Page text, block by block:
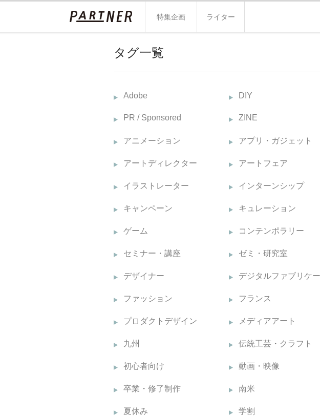
特集企画 ライター
タグ一覧
Adobe DIY
PR / Sponsored ZINE
アニメーション アプリ・ガジェット
アートディレクター アートフェア
イラストレーター インターンシップ
キャンペーン キュレーション
ゲーム コンテンポラリー
セミナー・講座 ゼミ・研究室
デザイナー
ファッション フランス
プロダクトデザイン メディアアート
九州 伝統工芸・クラフト
初心者向け 動画・映像
卒業・修了制作 南米
夏休み 学割